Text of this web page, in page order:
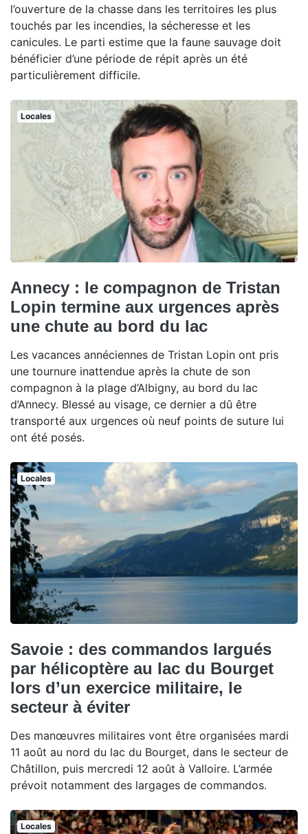
l’ouverture de la chasse dans les territoires les plus
touchés par les incendies, la sécheresse et les
canicules. Le parti estime que la faune sauvage doit
bénéficier d’une période de répit après un été
particulièrement difficile.
Locales
Annecy : le compagnon de Tristan
Lopin termine aux urgences après
une chute au bord du lac
Les vacances annéciennes de Tristan Lopin ont pris
une tournure inattendue après la chute de son
compagnon à la plage d’Albigny, au bord du lac
d’Annecy. Blessé au visage, ce dernier a dû être
transporté aux urgences où neuf points de suture lui
ont été posés.
Locales
Savoie : des commandos largués
par hélicoptère au lac du Bourget
lors d’un exercice militaire, le
secteur à éviter
Des manœuvres militaires vont être organisées mardi
11 août au nord du lac du Bourget, dans le secteur de
Châtillon, puis mercredi 12 août à Valloire. L’armée
prévoit notamment des largages de commandos.
Locales